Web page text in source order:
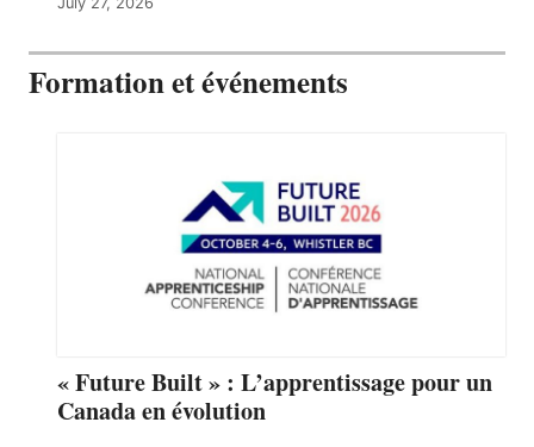
Formation et événements
« Future Built » : L’apprentissage pour un
Canada en évolution